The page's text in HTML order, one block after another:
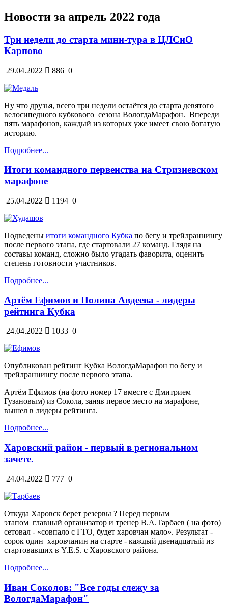
Новости за апрель 2022 года
Три недели до старта мини-тура в ЦЛСиО
Карпово
29.04.2022 886 0
Ну что друзья, всего три недели остаётся до старта девятого
велосипедного кубкового сезона ВологдаМарафон. Впереди
пять марафонов, каждый из которых уже имеет свою богатую
историю.
Подробнее...
Итоги командного первенства на Стризневском
марафоне
25.04.2022 1194 0
Подведены итоги командного Кубка по бегу и трейлраннингу
после первого этапа, где стартовали 27 команд. Глядя на
составы команд, сложно было угадать фаворита, оценить
степень готовности участников.
Подробнее...
Артём Ефимов и Полина Авдеева - лидеры
рейтинга Кубка
24.04.2022 1033 0
Опубликован рейтинг Кубка ВологдаМарафон по бегу и
трейлраннингу после первого этапа.
Артём Ефимов (на фото номер 17 вместе с Дмитрием
Гузановым) из Сокола, заняв первое место на марафоне,
вышел в лидеры рейтинга.
Подробнее...
Харовский район - первый в региональном
зачете.
24.04.2022 777 0
Откуда Харовск берет резервы ? Перед первым
этапом главный организатор и тренер В.А.Тарбаев ( на фото)
сетовал - «совпало с ГТО, будет харовчан мало». Результат -
сорок один харовчанин на старте - каждый двенадцатый из
стартовавших в Y.E.S. с Харовского района.
Подробнее...
Иван Соколов: "Все годы слежу за
ВологдаМарафон"